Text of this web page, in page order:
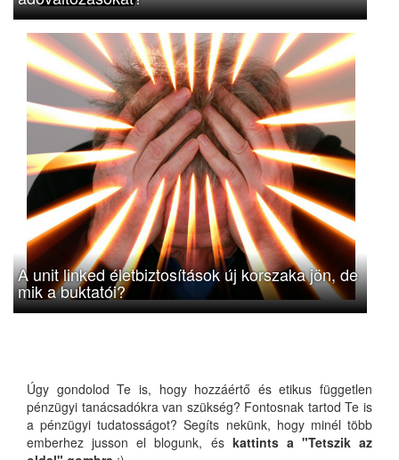
A unit linked életbiztosítások új korszaka jön, de
mik a buktatói?
Úgy gondolod Te is, hogy hozzáértő és etikus független
pénzügyi tanácsadókra van szükség? Fontosnak tartod Te is
a pénzügyi tudatosságot? Segíts nekünk, hogy minél több
emberhez jusson el blogunk, és kattints a "Tetszik az